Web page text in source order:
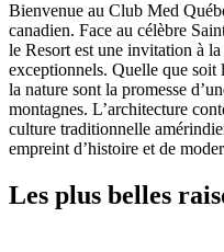
Bienvenue au Club Med
canadien. Face au célèbre
le Resort est une invitation à
exceptionnels. Quelle que soit
la nature sont la promesse
montagnes. L’architecture
culture traditionnelle
empreint d’histoire et de
Les plus belles